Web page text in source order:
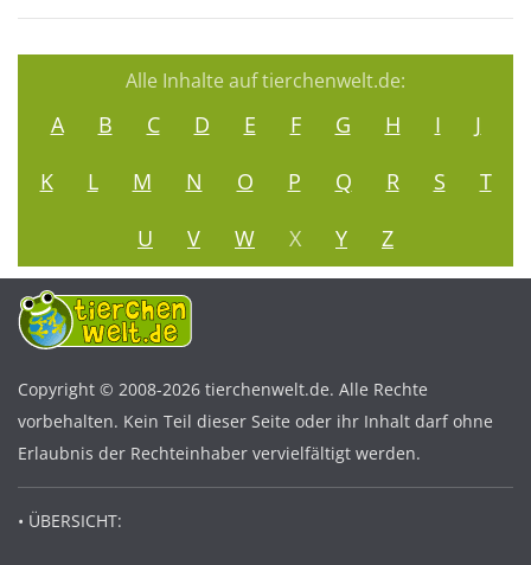
Alle Inhalte auf tierchenwelt.de:
A B C D E F G H I
J
K
L M N O P Q R S
T
U
V W X Y Z
Copyright © 2008-2026 tierchenwelt.de. Alle Rechte
vorbehalten. Kein Teil dieser Seite oder ihr Inhalt darf ohne
Erlaubnis der Rechteinhaber vervielfältigt werden.
• ÜBERSICHT: